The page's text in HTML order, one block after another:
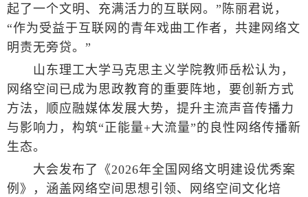
起了一个文明、充满活力的互联网。”陈丽君说，
“作为受益于互联网的青年戏曲工作者，共建网络文
明责无旁贷。”
山东理工大学马克思主义学院教师岳松认为，
网络空间已成为思政教育的重要阵地，要创新方式
方法，顺应融媒体发展大势，提升主流声音传播力
与影响力，构筑“正能量+大流量”的良性网络传播新
生态。
大会发布了《2026年全国网络文明建设优秀案
例》，涵盖网络空间思想引领、网络空间文化培